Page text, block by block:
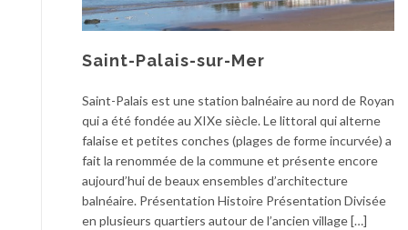
Saint-Palais-sur-Mer
Saint-Palais est une station balnéaire au nord de Royan
qui a été fondée au XIXe siècle. Le littoral qui alterne
falaise et petites conches (plages de forme incurvée) a
fait la renommée de la commune et présente encore
aujourd’hui de beaux ensembles d’architecture
balnéaire. Présentation Histoire Présentation Divisée
en plusieurs quartiers autour de l’ancien village […]